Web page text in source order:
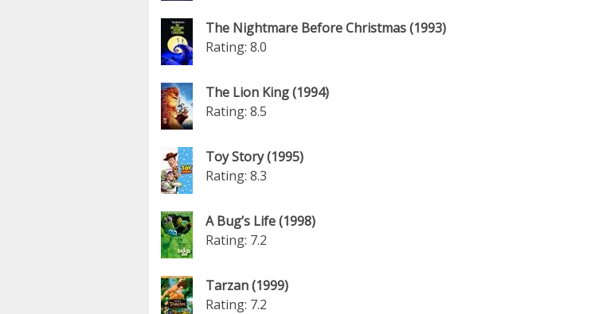
The Nightmare Before Christmas (1993)
Rating: 8.0
The Lion King (1994)
Rating: 8.5
Toy Story (1995)
Rating: 8.3
A Bug’s Life (1998)
Rating: 7.2
Tarzan (1999)
Rating: 7.2